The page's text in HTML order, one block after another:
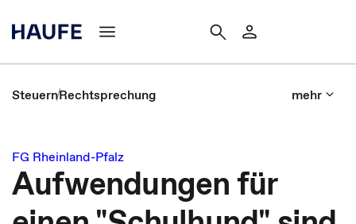
SteuernRechtsprechung mehr
FG Rheinland-Pfalz
Aufwendungen für